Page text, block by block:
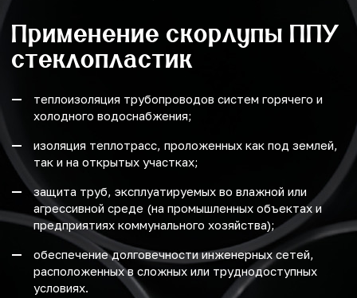
Применение скорлупы ППУ
стеклопластик
теплоизоляция трубопроводов систем горячего и
холодного водоснабжения;
изоляция теплотрасс, проложенных как под землей,
так и на открытых участках;
защита труб, эксплуатируемых во влажной или
агрессивной среде (на промышленных объектах и
предприятиях коммунального хозяйства);
обеспечение долговечности инженерных сетей,
расположенных в сложных или труднодоступных
условиях.